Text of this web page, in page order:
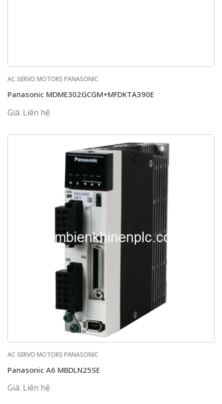
AC SERVO MOTORS PANASONIC
Panasonic MDME302GCGM+MFDKTA390E
Giá: Liên hệ
AC SERVO MOTORS PANASONIC
Panasonic A6 MBDLN25SE
Giá: Liên hệ